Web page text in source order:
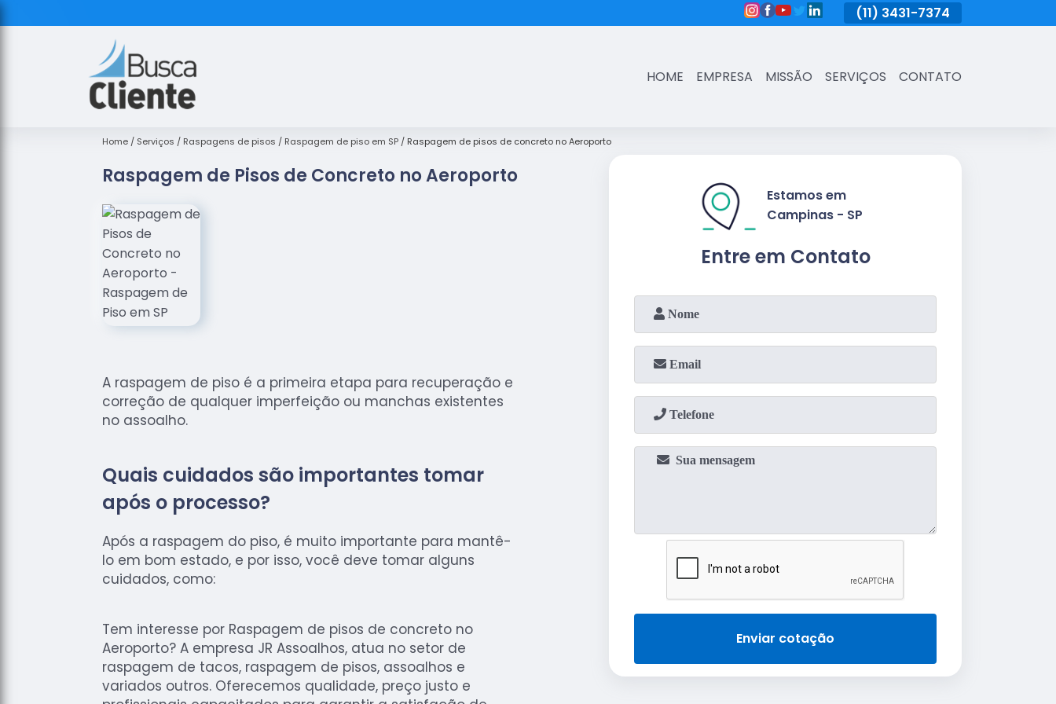
3431-7374 (11) 3431-7374
HOME EMPRESA MISSÃO SERVIÇOS CONTATO
Home Serviços Raspagens de pisos Raspagem de piso em SP Raspagem de pisos de concreto no Aeroporto
Raspagem de Pisos de Concreto no Aeroporto
A raspagem de piso é a primeira etapa para recuperação e
correção de qualquer imperfeição ou manchas existentes
no assoalho.
Quais cuidados são importantes tomar
após o processo?
Após a raspagem do piso, é muito importante para mantê-
lo em bom estado, e por isso, você deve tomar alguns
cuidados, como:
Tem interesse por Raspagem de pisos de concreto no
Aeroporto? A empresa JR Assoalhos, atua no setor de
raspagem de tacos, raspagem de pisos, assoalhos e
variados outros. Oferecemos qualidade, preço justo e
Entre em Contato
Estamos em
Campinas - SP
Enviar cotação